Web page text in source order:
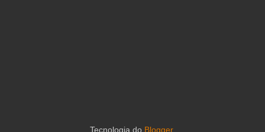
Tecnologia do Blogger.